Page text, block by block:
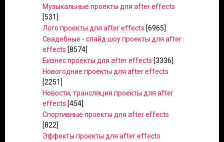
Музыкальные проекты для after effects
[531]
Лого проекты для after effects [6965]
Свадебные - слайд шоу проекты для after
effects [8574]
Бизнес проекты для after effects [3336]
Новогодние проекты для after effects
[2251]
Новости, трансляция проекты для after
effects [454]
Спортивные проекты для after effects
[822]
Эффекты проекты для after effects